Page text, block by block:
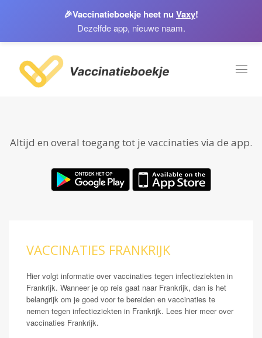
🎉Vaccinatieboekje heet nu Vaxy!
Dezelfde app, nieuwe naam.
Altijd en overal toegang tot je vaccinaties via de app.
VACCINATIES FRANKRIJK
Hier volgt informatie over vaccinaties tegen infectieziekten in
Frankrijk. Wanneer je op reis gaat naar Frankrijk, dan is het
belangrijk om je goed voor te bereiden en vaccinaties te
nemen tegen infectieziekten in Frankrijk. Lees hier meer over
vaccinaties Frankrijk.